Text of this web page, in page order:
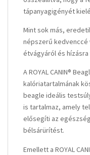
tápanyagigényét
Mint sok más,
népszerű kedvenccé
étvágyáról és
A ROYAL CANIN®
kalóriatartalmának
beagle ideális
is tartalmaz, amely
elősegíti az
bélsárürítést.
Emellett a ROYAL